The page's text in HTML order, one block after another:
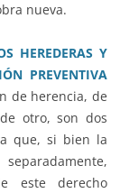
nueva.
HEREDERAS Y
PREVENTIVA
de herencia, de
otro, son dos
que, si bien la
este derecho